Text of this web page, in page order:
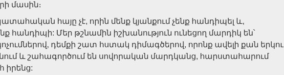
մասին։
հայը չէ, որին մենք կյանքում չենք հանդիպել և,
հանդիպի: Մեր թշնամին իշխանություն ունեցող մարդիկ են՝
դեմքի շատ հստակ դիմագծերով, որոնք ավելի քան երկու
և շահագործում են սովորական մարդկանց, հարստահարում
իրենց: